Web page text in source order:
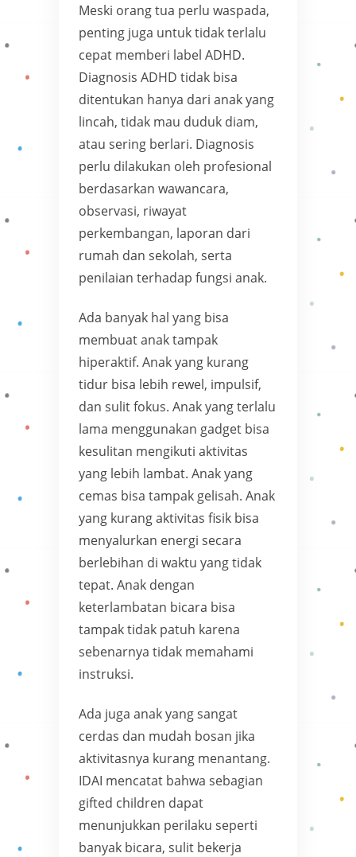
Meski orang tua perlu waspada,
penting juga untuk tidak terlalu
cepat memberi label ADHD.
Diagnosis ADHD tidak bisa
ditentukan hanya dari anak yang
lincah, tidak mau duduk diam,
atau sering berlari. Diagnosis
perlu dilakukan oleh profesional
berdasarkan wawancara,
observasi, riwayat
perkembangan, laporan dari
rumah dan sekolah, serta
penilaian terhadap fungsi anak.
Ada banyak hal yang bisa
membuat anak tampak
hiperaktif. Anak yang kurang
tidur bisa lebih rewel, impulsif,
dan sulit fokus. Anak yang terlalu
lama menggunakan gadget bisa
kesulitan mengikuti aktivitas
yang lebih lambat. Anak yang
cemas bisa tampak gelisah. Anak
yang kurang aktivitas fisik bisa
menyalurkan energi secara
berlebihan di waktu yang tidak
tepat. Anak dengan
keterlambatan bicara bisa
tampak tidak patuh karena
sebenarnya tidak memahami
instruksi.
Ada juga anak yang sangat
cerdas dan mudah bosan jika
aktivitasnya kurang menantang.
IDAI mencatat bahwa sebagian
gifted children dapat
menunjukkan perilaku seperti
banyak bicara, sulit bekerja